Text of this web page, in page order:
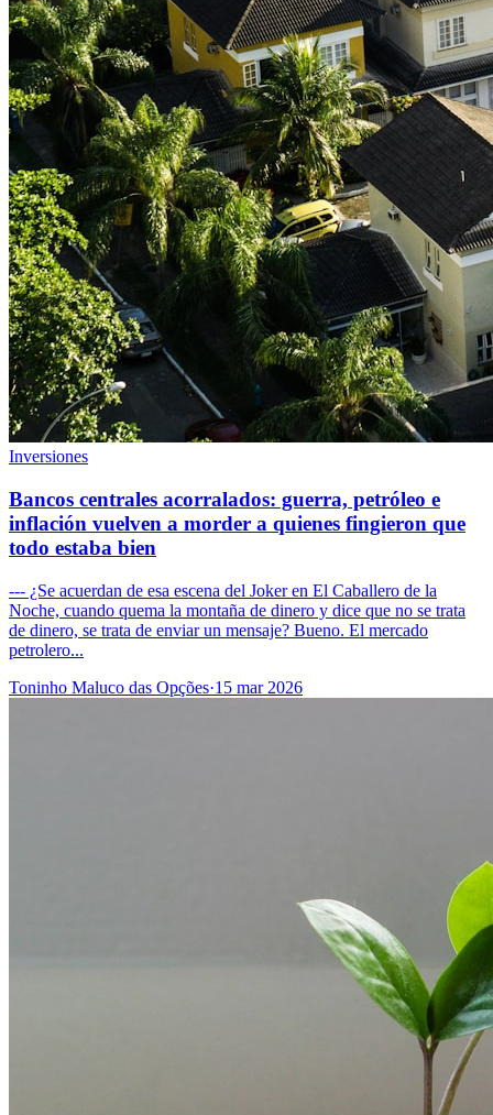
Inversiones
Bancos centrales acorralados: guerra, petróleo e
inflación vuelven a morder a quienes fingieron que
todo estaba bien
--- ¿Se acuerdan de esa escena del Joker en El Caballero de la
Noche, cuando quema la montaña de dinero y dice que no se trata
de dinero, se trata de enviar un mensaje? Bueno. El mercado
petrolero...
Toninho Maluco das Opções·15 mar 2026